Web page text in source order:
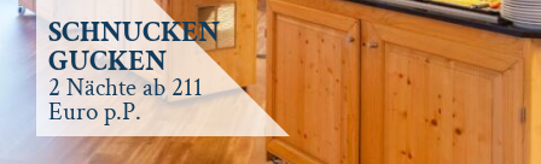
SCHNUCKEN
GUCKEN
2 Nächte ab 211
Euro p.P.